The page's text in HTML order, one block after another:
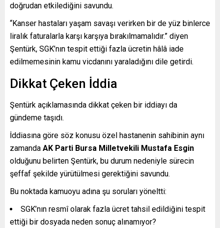
doğrudan etkilediğini savundu.
“Kanser hastaları yaşam savaşı verirken bir de yüz binlerce
liralık faturalarla karşı karşıya bırakılmamalıdır.” diyen
Şentürk, SGK’nın tespit ettiği fazla ücretin hâlâ iade
edilmemesinin kamu vicdanını yaraladığını dile getirdi.
Dikkat Çeken İddia
Şentürk açıklamasında dikkat çeken bir iddiayı da
gündeme taşıdı.
İddiasına göre söz konusu özel hastanenin sahibinin aynı
zamanda AK Parti Bursa Milletvekili Mustafa Esgin
olduğunu belirten Şentürk, bu durum nedeniyle sürecin
şeffaf şekilde yürütülmesi gerektiğini savundu.
Bu noktada kamuoyu adına şu soruları yöneltti:
SGK’nın resmî olarak fazla ücret tahsil edildiğini tespit
ettiği bir dosyada neden sonuç alınamıyor?